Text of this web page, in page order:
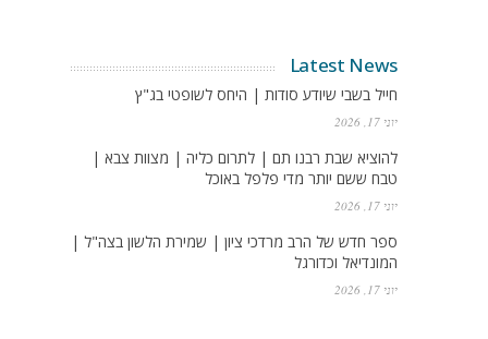
Latest News
חייל בשבי שיודע סודות | היחס לשופטי בג"ץ
יוני 17, 2026
להוציא שבת רבנו תם | לתרום כליה | מצוות צבא |
טבח ששם יותר מדי פלפל באוכל
יוני 17, 2026
ספר חדש של הרב מרדכי ציון | שמירת הלשון בצה"ל |
המונדיאל וכדורגל
יוני 17, 2026